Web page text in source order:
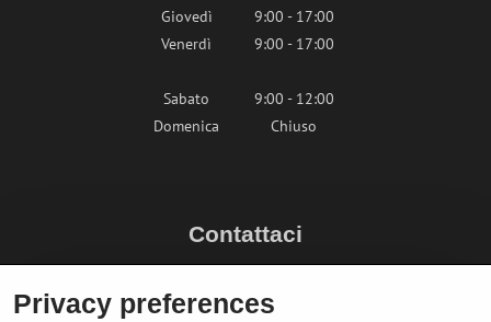
Giovedì
9:00 - 17:00
Venerdì
9:00 - 17:00
Sabato
9:00 - 12:00
Domenica
Chiuso
Contattaci
+436764858804 (AT)
Privacy preferences